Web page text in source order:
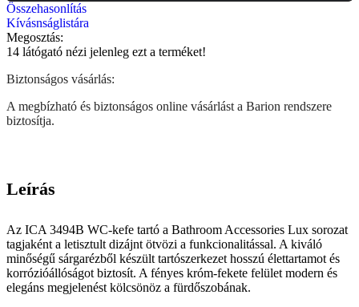
Összehasonlítás
Kívásnságlistára
Megosztás:
14 látógató nézi jelenleg ezt a terméket!
Biztonságos vásárlás:
A megbízható és biztonságos online vásárlást a Barion rendszere
biztosítja.
Leírás
Az ICA 3494B WC-kefe tartó a Bathroom Accessories Lux sorozat
tagjaként a letisztult dizájnt ötvözi a funkcionalitással. A kiváló
minőségű sárgarézből készült tartószerkezet hosszú élettartamot és
korrózióállóságot biztosít. A fényes króm-fekete felület modern és
elegáns megjelenést kölcsönöz a fürdőszobának.